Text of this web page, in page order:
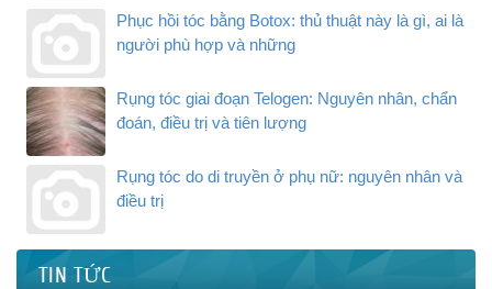
Phục hồi tóc bằng Botox: thủ thuật này là gì, ai là
người phù hợp và những
Rụng tóc giai đoạn Telogen: Nguyên nhân, chẩn
đoán, điều trị và tiên lượng
Rụng tóc do di truyền ở phụ nữ: nguyên nhân và
điều trị
TIN TỨC